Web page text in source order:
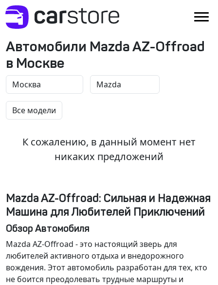
Автомобили Mazda AZ-Offroad
в Москве
К сожалению, в данный момент нет
никаких предложений
Mazda AZ-Offroad: Сильная и Надежная
Машина для Любителей Приключений
Обзор Автомобиля
Mazda AZ-Offroad - это настоящий зверь для
любителей активного отдыха и внедорожного
вождения. Этот автомобиль разработан для тех, кто
не боится преодолевать трудные маршруты и